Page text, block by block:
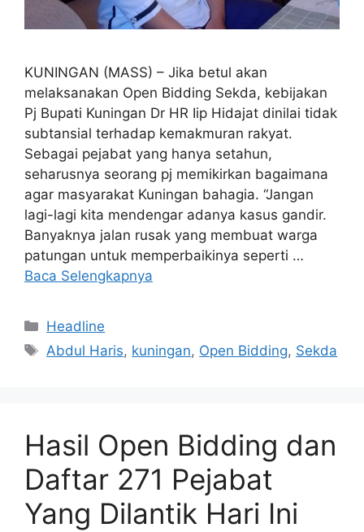
KUNINGAN (MASS) – Jika betul akan
melaksanakan Open Bidding Sekda, kebijakan
Pj Bupati Kuningan Dr HR Iip Hidajat dinilai tidak
subtansial terhadap kemakmuran rakyat.
Sebagai pejabat yang hanya setahun,
seharusnya seorang pj memikirkan bagaimana
agar masyarakat Kuningan bahagia. “Jangan
lagi-lagi kita mendengar adanya kasus gandir.
Banyaknya jalan rusak yang membuat warga
patungan untuk memperbaikinya seperti …
Baca Selengkapnya
Kategori
Headline
Tag
Abdul Haris, kuningan, Open Bidding, Sekda
Hasil Open Bidding dan
Daftar 271 Pejabat
Yang Dilantik Hari Ini